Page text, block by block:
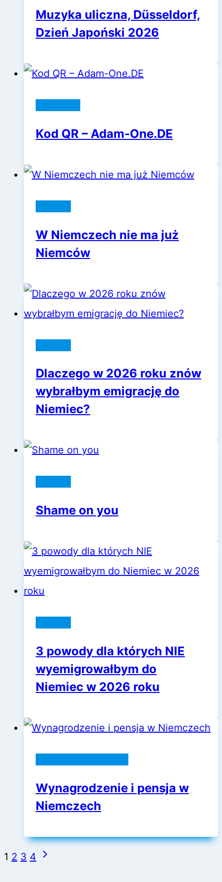
Muzyka uliczna, Düsseldorf,
Dzień Japoński 2026
Kod QR – Adam-One.DE
W Niemczech nie ma już
Niemców
Dlaczego w 2026 roku znów
wybrałbym emigrację do
Niemiec?
Shame on you
3 powody dla których NIE
wyemigrowałbym do
Niemiec w 2026 roku
Wynagrodzenie i pensja w
Niemczech
Nawigacja
1 2 3 4
Następna